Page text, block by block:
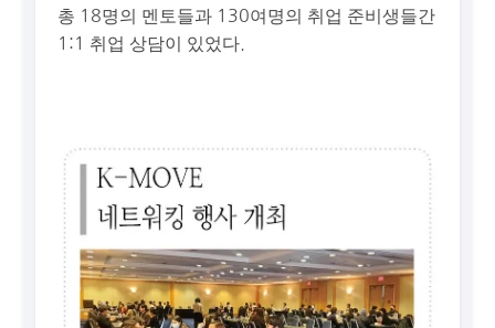
총 18명의 멘토들과 130여명의 취업 준비생들간
1:1 취업 상담이 있었다.